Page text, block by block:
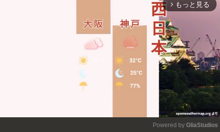
Mute
arrow_forward_ios もっと見る
Powered by GliaStudios